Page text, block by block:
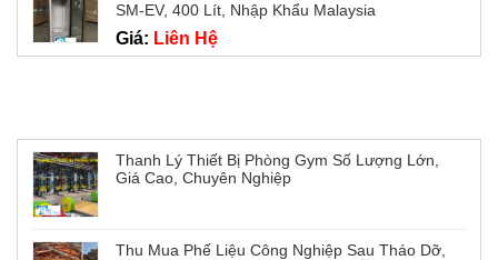
SM-EV, 400 Lít, Nhập Khẩu Malaysia
Giá: Liên Hệ
Thanh Lý Thiết Bị Phòng Gym Số Lượng Lớn,
Giá Cao, Chuyên Nghiệp
Thu Mua Phế Liệu Công Nghiệp Sau Tháo Dỡ,